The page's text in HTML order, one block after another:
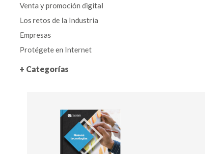
Venta y promoción digital
Los retos de la Industria
Empresas
Protégete en Internet
+ Categorías